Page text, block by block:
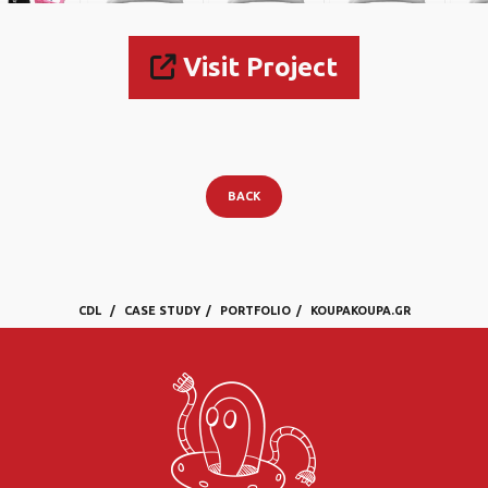
Visit Project
BACK
CDL CASE STUDY PORTFOLIO KOUPAKOUPA.GR